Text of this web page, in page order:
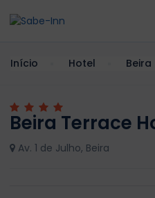
Início Hotel Beira
Beira Terrace
Av. 1 de Julho, Beira